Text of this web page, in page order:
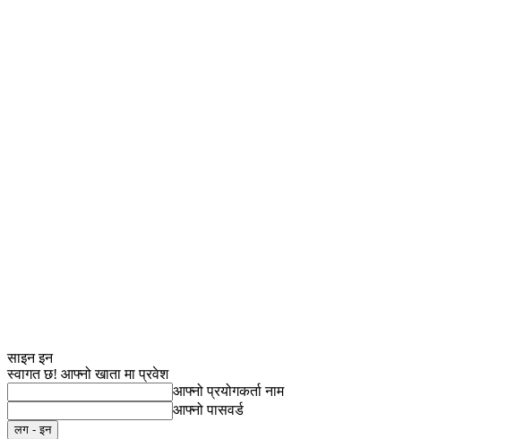
साइन इन
स्वागत छ! आफ्नो खाता मा प्रवेश
आफ्नो प्रयोगकर्ता नाम
आफ्नो पासवर्ड